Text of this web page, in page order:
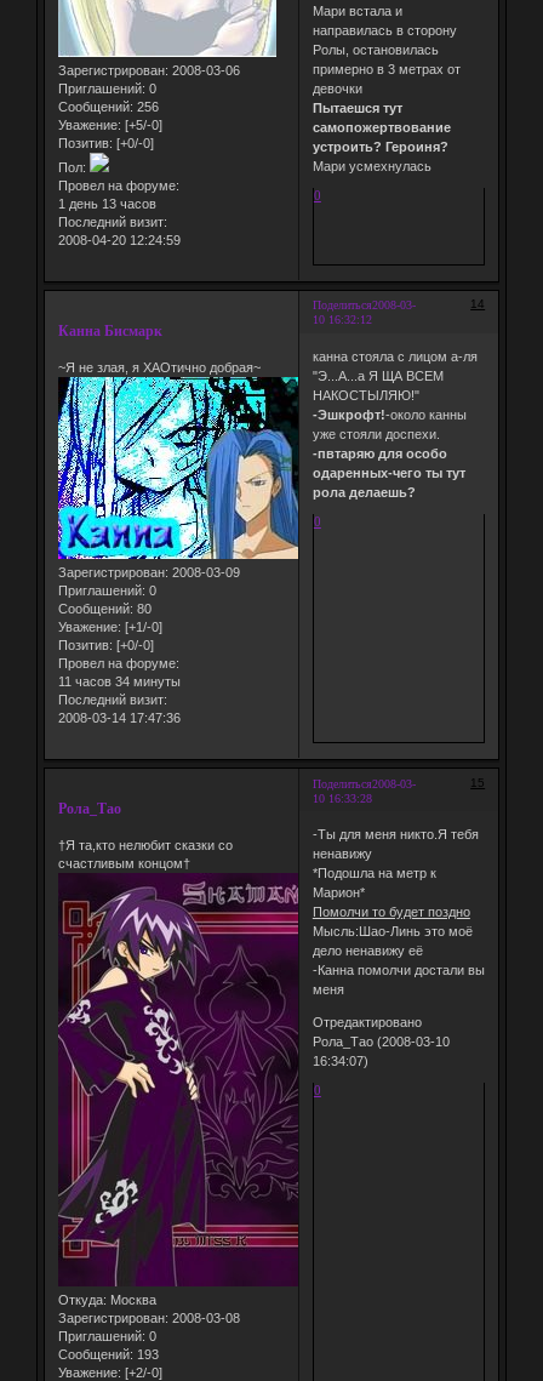
Зарегистрирован: 2008-03-06
Приглашений: 0
Сообщений: 256
Уважение: [+5/-0]
Позитив: [+0/-0]
Пол:
Провел на форуме:
1 день 13 часов
Последний визит:
2008-04-20 12:24:59
Мари встала и
направилась в сторону
Ролы, остановилась
примерно в 3 метрах от
девочки
Пытаешся тут
самопожертвование
устроить? Героиня?
Мари усмехнулась
0
Поделиться 14
2008-03-
10 16:32:12
Канна Бисмарк
~Я не злая, я ХАОтично добрая~
Зарегистрирован: 2008-03-09
Приглашений: 0
Сообщений: 80
Уважение: [+1/-0]
Позитив: [+0/-0]
Провел на форуме:
11 часов 34 минуты
Последний визит:
2008-03-14 17:47:36
канна стояла с лицом а-ля
"Э...А...а Я ЩА ВСЕМ
НАКОСТЫЛЯЮ!"
-Эшкрофт!-около канны
уже стояли доспехи.
-пвтаряю для особо
одаренных-чего ты тут
рола делаешь?
0
Поделиться 15
2008-03-
10 16:33:28
Рола_Тао
†Я та,кто нелюбит сказки со
счастливым концом†
Откуда: Москва
Зарегистрирован: 2008-03-08
Приглашений: 0
Сообщений: 193
Уважение: [+2/-0]
-Ты для меня никто.Я тебя
ненавижу
*Подошла на метр к
Марион*
Помолчи то будет поздно
Мысль:Шао-Линь это моё
дело ненавижу её
-Канна помолчи достали вы
меня
Отредактировано
Рола_Тао (2008-03-10
16:34:07)
0